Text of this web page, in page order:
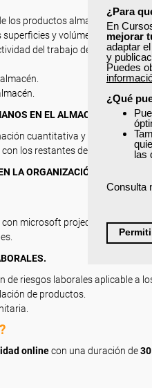
¿Para
En
mejorar
adaptar
y
Puedes
¿Qué
las
Consulta
los productos almacenados.
y volúmenes.
del trabajo de almacén.
EN EL ALMACÉN.
cuantitativa y por
con los restantes departamentos
LA ORGANIZACIÓN DEL
microsoft project.
de riesgos laborales aplicable a
de productos.
onlinecon una duración de